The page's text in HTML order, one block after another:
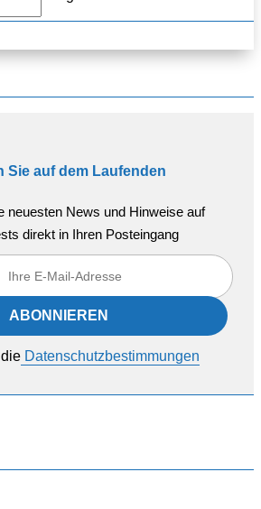
Sie auf dem Laufenden
neuesten News und Hinweise auf
direkt in Ihren Posteingang
Datenschutzbestimmungen